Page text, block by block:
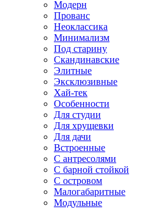
Модерн
Прованс
Неоклассика
Минимализм
Под старину
Скандинавские
Элитные
Эксклюзивные
Хай-тек
Особенности
Для студии
Для хрущевки
Для дачи
Встроенные
С антресолями
С барной стойкой
С островом
Малогабаритные
Модульные